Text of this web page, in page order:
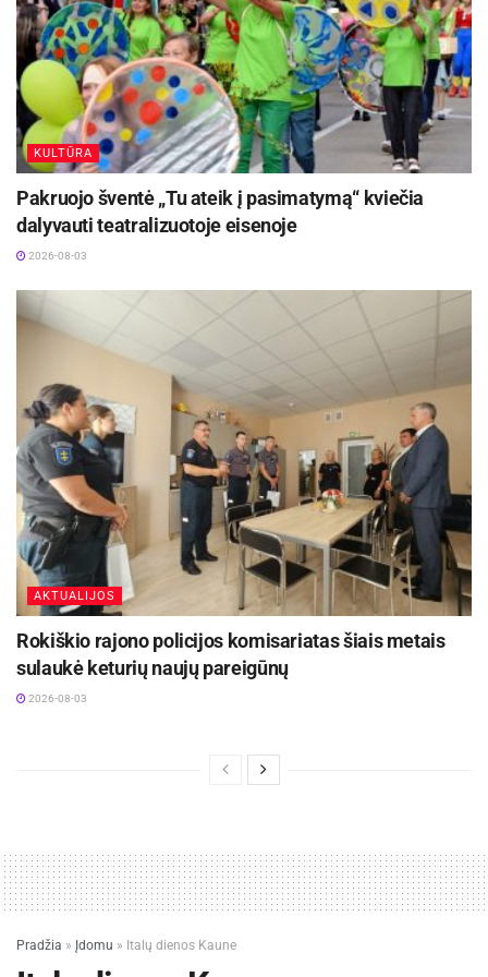
KULTŪRA
Pakruojo šventė „Tu ateik į pasimatymą“ kviečia
dalyvauti teatralizuotoje eisenoje
2026-08-03
AKTUALIJOS
Rokiškio rajono policijos komisariatas šiais metais
sulaukė keturių naujų pareigūnų
2026-08-03
Pradžia » Įdomu » Italų dienos Kaune